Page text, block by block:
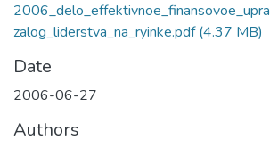
zalog_liderstva_na_ryinke.pdf(4.37 MB)
Date
2006-06-27
Authors